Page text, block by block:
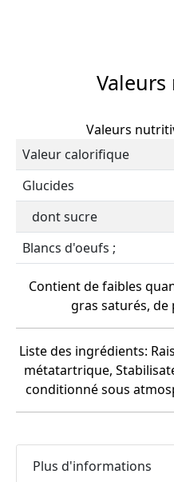
Valeurs
Valeur calorifique
Glucides
dont sucre
Blancs d'oeufs ;
Contient de faibles
gras saturés, de
Liste des ingrédients:
métatartrique,
conditionné sous
Plus d'informations